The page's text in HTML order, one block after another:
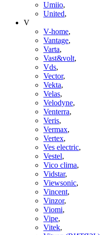
Umiio,
United,
V
V-home,
Vantage,
Varta,
Vast&volt,
Vds,
Vector,
Vekta,
Velas,
Velodyne,
Venterra,
Veris,
Vermax,
Vertex,
Ves electric,
Vestel,
Vico clima,
Vidstar,
Viewsonic,
Vincent,
Vinzor,
Viomi,
Vipe,
Vitek,